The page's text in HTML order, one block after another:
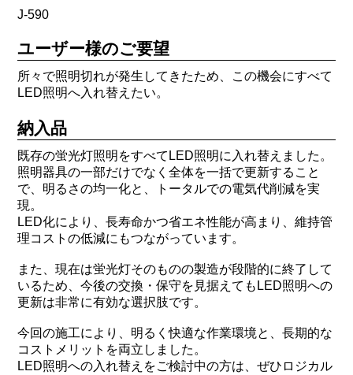
J-590
ユーザー様のご要望
所々で照明切れが発生してきたため、この機会にすべて
LED照明へ入れ替えたい。
納入品
既存の蛍光灯照明をすべてLED照明に入れ替えました。
照明器具の一部だけでなく全体を一括で更新すること
で、明るさの均一化と、トータルでの電気代削減を実
現。
LED化により、長寿命かつ省エネ性能が高まり、維持管
理コストの低減にもつながっています。
また、現在は蛍光灯そのものの製造が段階的に終了して
いるため、今後の交換・保守を見据えてもLED照明への
更新は非常に有効な選択肢です。
今回の施工により、明るく快適な作業環境と、長期的な
コストメリットを両立しました。
LED照明への入れ替えをご検討中の方は、ぜひロジカル